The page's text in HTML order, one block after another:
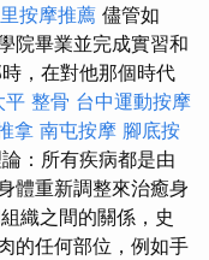
按摩推薦 儘管如
院畢業並完成實習和
，在對他那個時代
平 整骨 台中運動按摩
拿 南屯按摩 腳底按
：所有疾病都是由
體重新調整來治癒身
織之間的關係，史
的任何部位，例如手